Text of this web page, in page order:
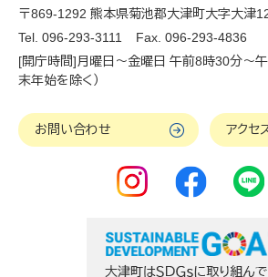
〒869-1292 熊本県菊池郡大津町大字大津
Tel. 096-293-3111
Fax. 096-293-4836
[開庁時間]月曜日～金曜日 午前8時30分～午
末年始を除く）
お問い合わせ アクセ